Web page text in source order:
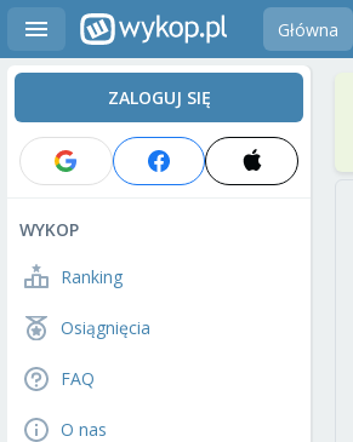
Główna
ZALOGUJ SIĘ
WYKOP
Ranking
Osiągnięcia
FAQ
O nas